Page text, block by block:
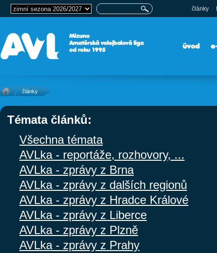
články
úvod
články
Témata článků:
Všechna témata
AVLka - reportáže, rozhovory, ...
AVLka - zprávy z Brna
AVLka - zprávy z dalších regionů
AVLka - zprávy z Hradce Králové
AVLka - zprávy z Liberce
AVLka - zprávy z Plzně
AVLka - zprávy z Prahy